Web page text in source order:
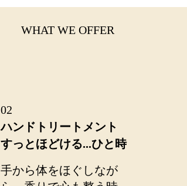
WHAT WE OFFER
ハンドトリートメント
​すっとほどける...ひと時
02
手から体をほぐしなが